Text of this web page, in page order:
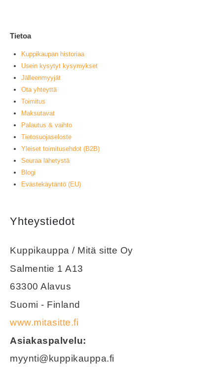
Tietoa
Kuppikaupan historiaa
Usein kysytyt kysymykset
Jälleenmyyjät
Ota yhteyttä
Toimitus
Maksutavat
Palautus & vaihto
Tietosuojaseloste
Yleiset toimitusehdot (B2B)
Seuraa lähetystä
Blogi
Evästekäytäntö (EU)
Yhteystiedot
Kuppikauppa / Mitä sitte Oy
Salmentie 1 A13
63300 Alavus
Suomi - Finland
www.mitasitte.fi
Asiakaspalvelu:
myynti@kuppikauppa.fi